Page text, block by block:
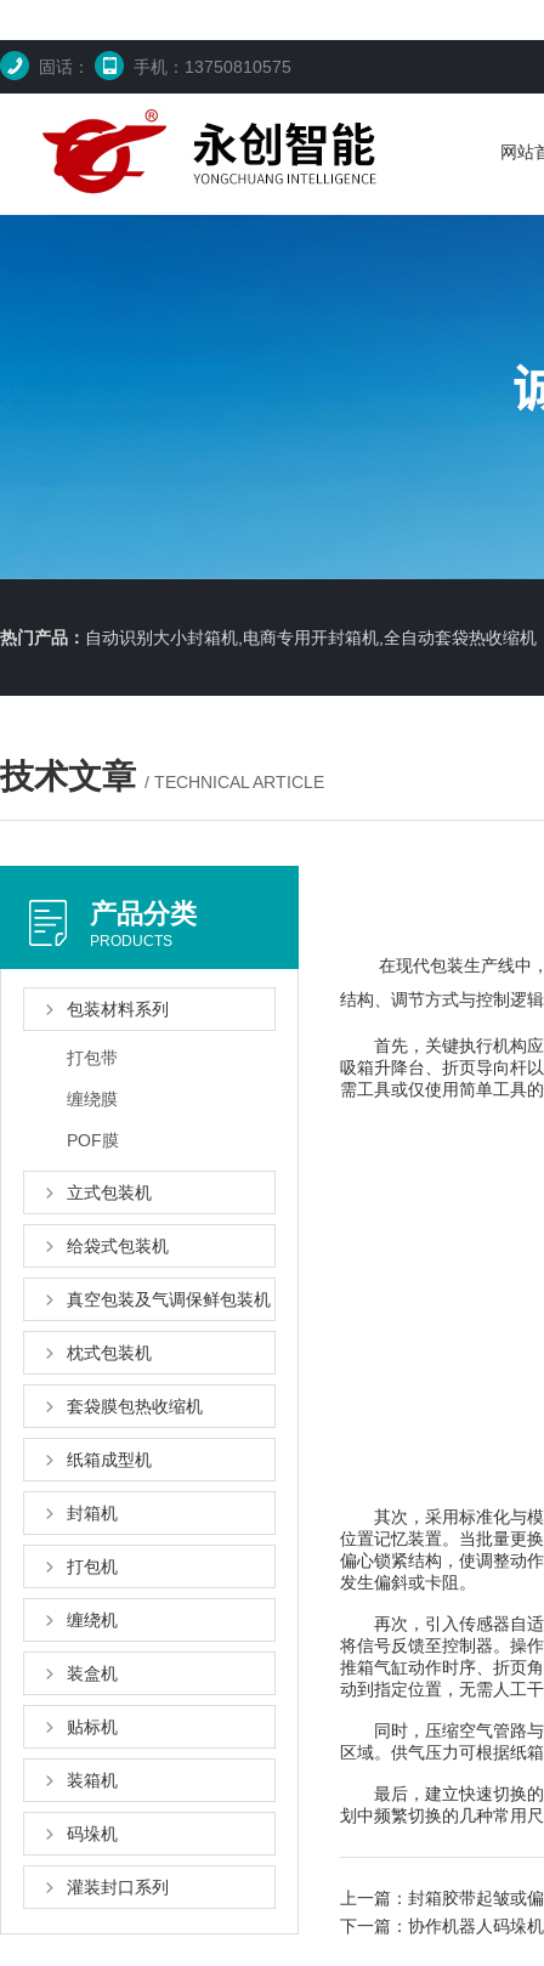
固话： 手机：13750810575
网站
热门产品： 自动识别大小封箱机,电商专用开封箱机,全自动套袋热收缩机
技术文章 / TECHNICAL ARTICLE
产品分类
PRODUCTS
包装材料系列
打包带
缠绕膜
POF膜
立式包装机
给袋式包装机
真空包装及气调保鲜包装机
枕式包装机
套袋膜包热收缩机
纸箱成型机
封箱机
打包机
缠绕机
装盒机
贴标机
装箱机
码垛机
灌装封口系列
在现代包装生产线中，
结构、调节方式与控制逻
首先，关键执行机构应
吸箱升降台、折页导向杆
需工具或仅使用简单工具
其次，采用标准化与模
位置记忆装置。当批量更
偏心锁紧结构，使调整动
发生偏斜或卡阻。
再次，引入传感器自适
将信号反馈至控制器。操
推箱气缸动作时序、折页
动到指定位置，无需人工
同时，压缩空气管路与
区域。供气压力可根据纸
最后，建立快速切换的
划中频繁切换的几种常用
上一篇： 封箱胶带起皱或
下一篇： 协作机器人码垛